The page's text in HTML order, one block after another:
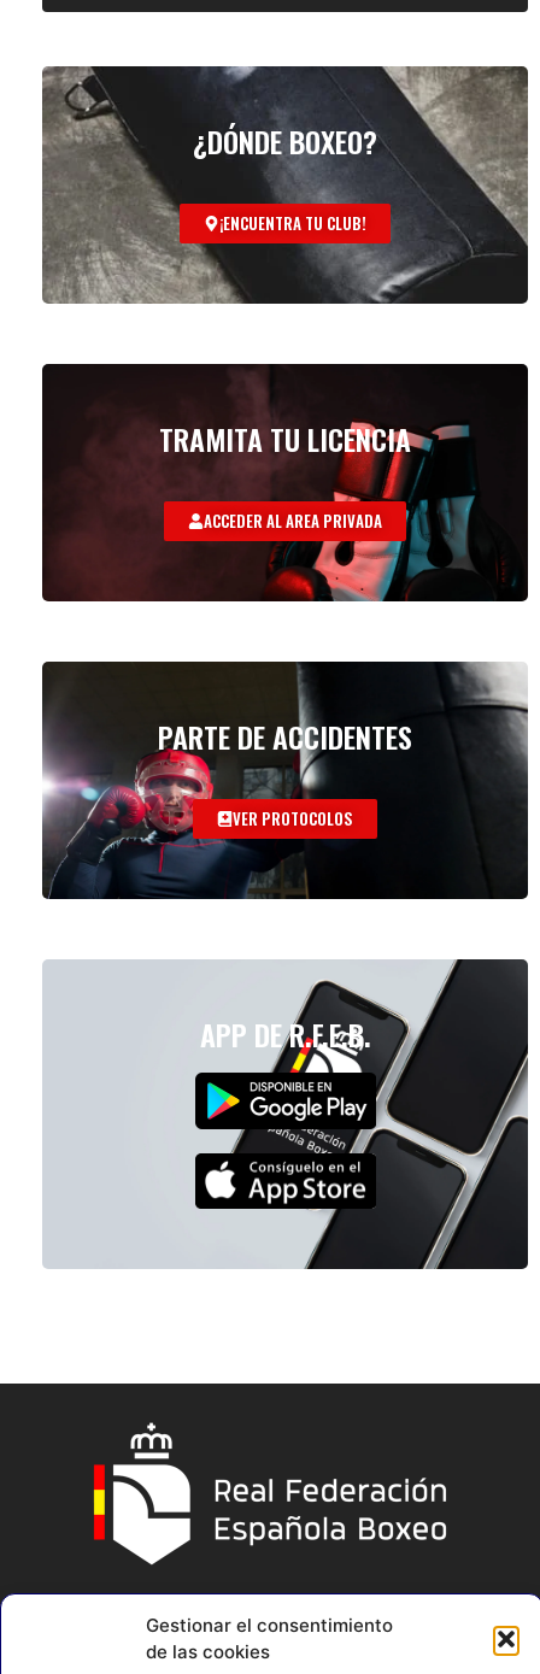
Gestionar el consentimiento
de las cookies
¿DÓNDE BOXEO?
¡ENCUENTRA TU CLUB!
TRAMITA TU LICENCIA
ACCEDER AL AREA PRIVADA
PARTE DE ACCIDENTES
VER PROTOCOLOS
APP DE R.F.E.B.